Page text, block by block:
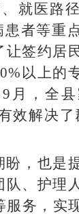
就医路
者等重
签约居
以上的
月，全
效解决了
盼，也是
、护理
务，实